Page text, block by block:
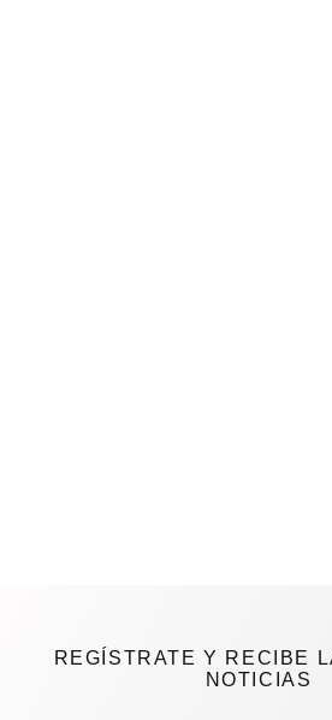
REGÍSTRATE Y RECIBE
NOTICIAS